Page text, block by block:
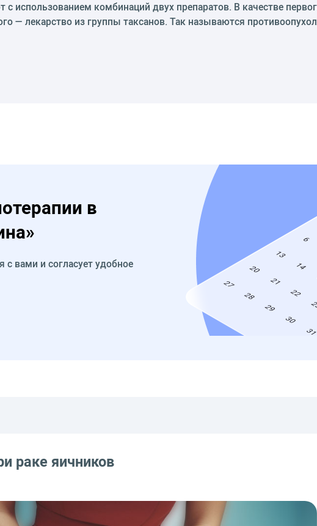
использованием комбинаций двух препаратов. В качестве
— лекарство из группы таксанов. Так называются
в
вами и согласует удобное
раке яичников